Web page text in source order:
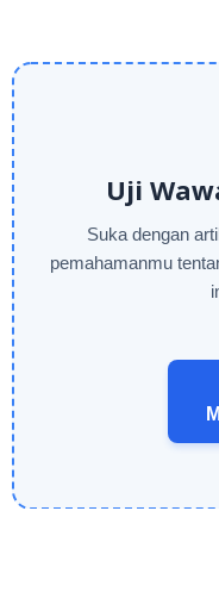
Uji
Suka dengan
pemahamanmu